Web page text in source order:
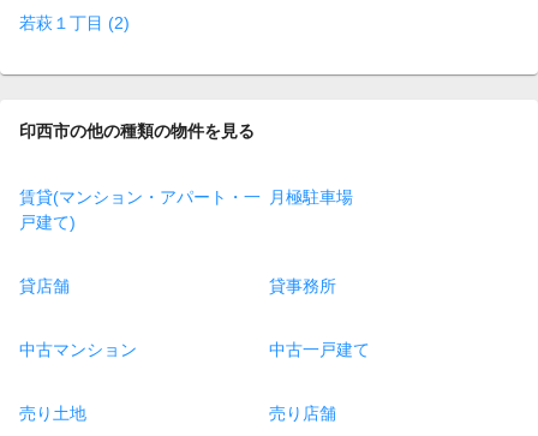
若萩１丁目 (2)
印西市の他の種類の物件を見る
賃貸(マンション・アパート・一
戸建て)
月極駐車場
貸店舗 貸事務所
中古マンション 中古一戸建て
売り土地 売り店舗